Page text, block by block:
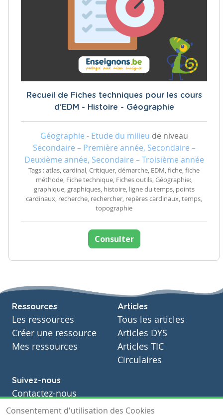
Recueil de Fiches techniques pour les cours
d'EDM - Histoire - Géographie
Géographie - Etude du milieu de niveau
Secondaire – Première année, Secondaire –
Deuxième année, Secondaire – Troisième année
Tags : atlas, cardinal, Critiquer, démarche, EDM, fiche, fiche
méthode, Fiche technique, Fiches outils, Géographie:,
graphique, graphiques, histoire, ligne du temps, points
cardinaux, recherche, rechercher, repères cardinaux, temps,
topographie
Consulter
Ressources
Les ressources
Créer une ressource
Mes ressources
Articles
Tous les articles
Articles DYS
Articles TIC
Circulaires
Suivez-nous
Contactez-nous
Soutien scolaire
Consentement d'utilisation des Cookies